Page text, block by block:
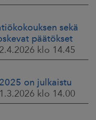
sekä
päätökset
klo 14.45
on julkaistu
klo 14.00